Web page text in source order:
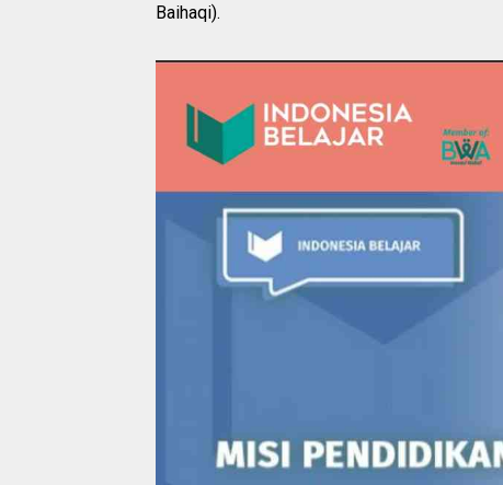
Baihaqi).